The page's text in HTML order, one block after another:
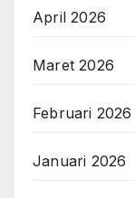
April 2026
Maret 2026
Februari 2026
Januari 2026